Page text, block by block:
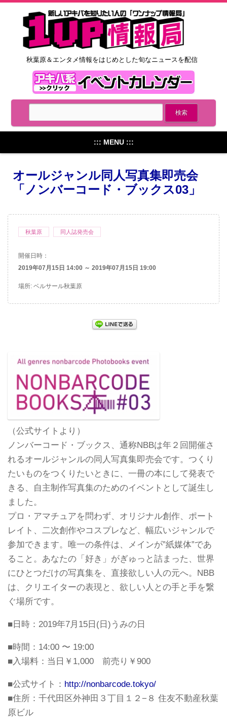
秋葉原＆エンタメ情報をはじめとした旬なニュースを配信
::: MENU :::
オールジャンル同人写真集即売会
「ノンバーコード・ブックス03」
秋葉原 同人誌発売会
開催日時：
2019年07月15日 14:00 ～ 2019年07月15日 19:00
場所: ベルサール秋葉原
（公式サイトより）
ノンバーコード・ブックス、通称NBBは年２回開催さ
れるオールジャンルの同人写真集即売会です。つくり
たいものをつくりたいときに、一冊の本にして発表で
きる、自主制作写真集のためのイベントとして誕生し
ました。
プロ・アマチュアを問わず、オリジナル創作、ポート
レイト、二次創作やコスプレなど、幅広いジャンルで
参加できます。唯一の条件は、メインが”紙媒体”であ
ること。あなたの「好き」がぎゅっと詰まった、世界
にひとつだけの写真集を、直接欲しい人の元へ。NBB
は、クリエイターの表現と、欲しい人との手と手を繋
ぐ場所です。
■日時：2019年7月15日(日)うみの日
■時間：14:00 〜 19:00
■入場料：当日￥1,000 前売り￥900
■公式サイト： http://nonbarcode.tokyo/
■住所：千代田区外神田３丁目１２−８ 住友不動産秋葉
原ビル